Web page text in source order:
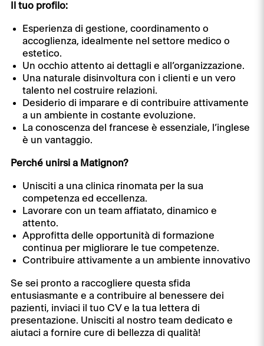
Il tuo profilo:
Esperienza di gestione, coordinamento o
accoglienza, idealmente nel settore medico o
estetico.
Un occhio attento ai dettagli e all’organizzazione.
Una naturale disinvoltura con i clienti e un vero
talento nel costruire relazioni.
Desiderio di imparare e di contribuire attivamente
a un ambiente in costante evoluzione.
La conoscenza del francese è essenziale, l’inglese
è un vantaggio.
Perché unirsi a Matignon?
Unisciti a una clinica rinomata per la sua
competenza ed eccellenza.
Lavorare con un team affiatato, dinamico e
attento.
Approfitta delle opportunità di formazione
continua per migliorare le tue competenze.
Contribuire attivamente a un ambiente innovativo
Se sei pronto a raccogliere questa sfida
entusiasmante e a contribuire al benessere dei
pazienti, inviaci il tuo CV e la tua lettera di
presentazione. Unisciti al nostro team dedicato e
aiutaci a fornire cure di bellezza di qualità!